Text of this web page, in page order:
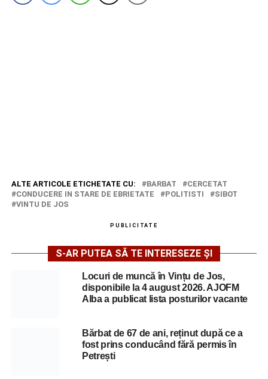
ALTE ARTICOLE ETICHETATE CU: BARBAT
CERCETAT
CONDUCERE IN STARE DE EBRIETATE
POLITISTI
SIBOT
VINTU DE JOS
PUBLICITATE
S-AR PUTEA SĂ TE INTERESEZE ȘI
Locuri de muncă în Vințu de Jos,
disponibile la 4 august 2026. AJOFM
Alba a publicat lista posturilor vacante
Bărbat de 67 de ani, reținut după ce a
fost prins conducând fără permis în
Petrești